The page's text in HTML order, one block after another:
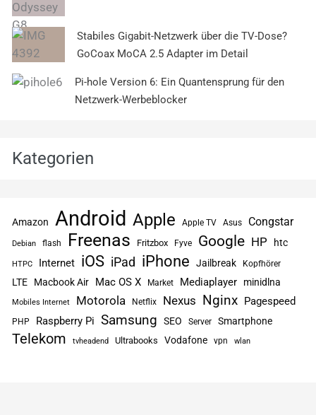
Stabiles Gigabit-Netzwerk über die TV-Dose?
GoCoax MoCA 2.5 Adapter im Detail
Pi-hole Version 6: Ein Quantensprung für den
Netzwerk-Werbeblocker
Kategorien
Amazon Android Apple Apple TV Asus Congstar
Debian flash Freenas Fritzbox Fyve Google HP htc
HTPC Internet iOS iPad iPhone Jailbreak Kopfhörer
LTE Macbook Air Mac OS X Market Mediaplayer minidlna
Mobiles Internet Motorola Netflix Nexus Nginx Pagespeed
PHP Raspberry Pi Samsung SEO Server Smartphone
Telekom tvheadend Ultrabooks Vodafone vpn wlan